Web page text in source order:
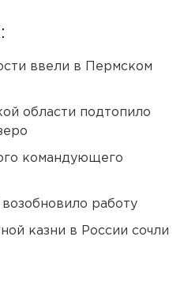
ввели в Пермском
области подтопило
командующего
работу
казни в России сочли